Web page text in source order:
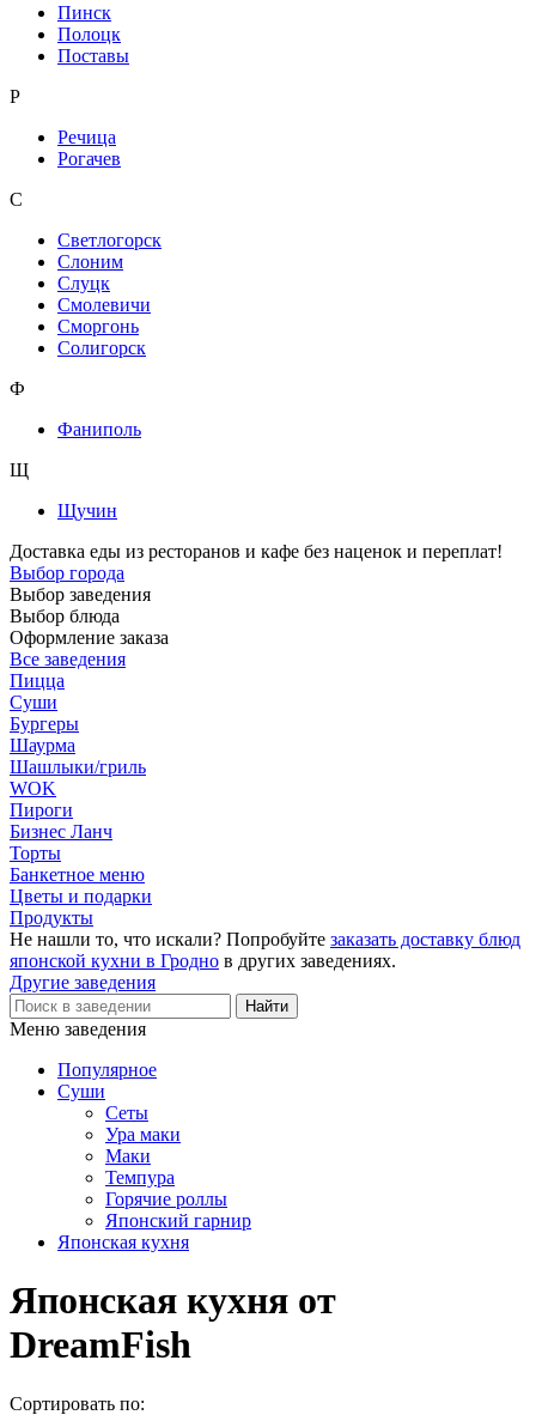
Пинск
Полоцк
Поставы
Р
Речица
Рогачев
С
Светлогорск
Слоним
Слуцк
Смолевичи
Сморгонь
Солигорск
Ф
Фаниполь
Щ
Щучин
Доставка еды из ресторанов и кафе без наценок и переплат!
Выбор города
Выбор заведения
Выбор блюда
Оформление заказа
Все заведения
Пицца
Суши
Бургеры
Шаурма
Шашлыки/гриль
WOK
Пироги
Бизнес Ланч
Торты
Банкетное меню
Цветы и подарки
Продукты
Не нашли то, что искали? Попробуйте заказать доставку блюд
японской кухни в Гродно в других заведениях.
Другие заведения
Меню заведения
Популярное
Суши
Сеты
Ура маки
Маки
Темпура
Горячие роллы
Японский гарнир
Японская кухня
Японская кухня от
DreamFish
Сортировать по: